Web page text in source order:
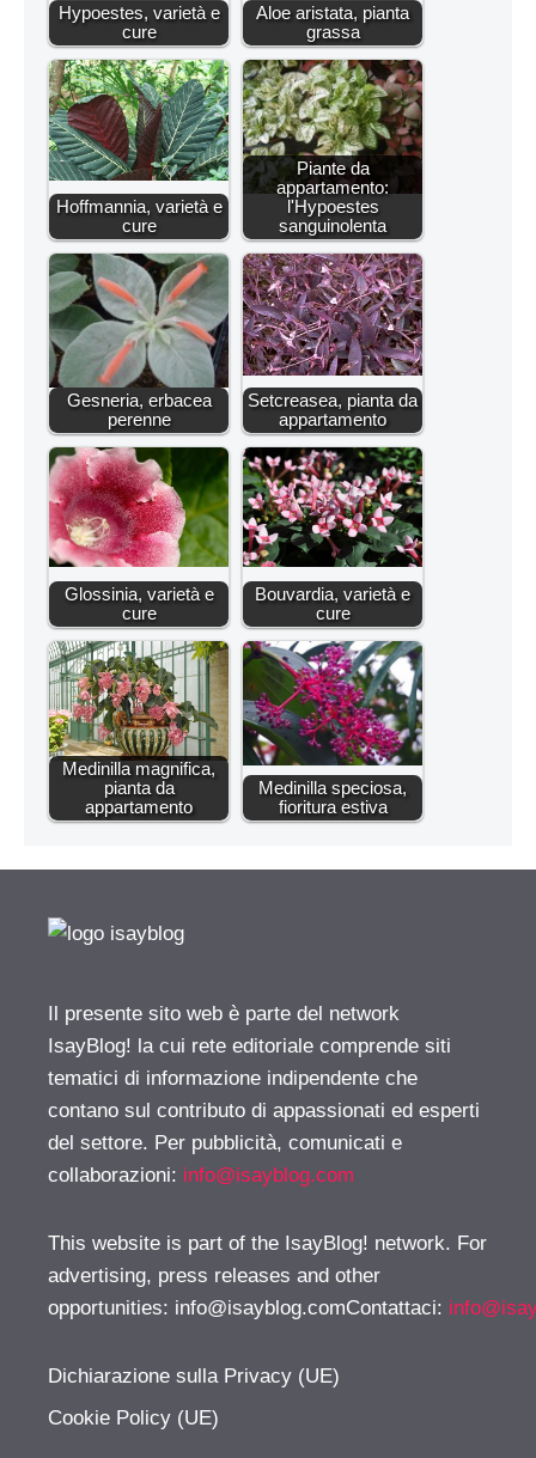
Hypoestes, varietà e
cure
Aloe aristata, pianta
grassa
Hoffmannia, varietà e
cure
Piante da
appartamento:
l'Hypoestes
sanguinolenta
Gesneria, erbacea
perenne
Setcreasea, pianta da
appartamento
Glossinia, varietà e
cure
Bouvardia, varietà e
cure
Medinilla magnifica,
pianta da
appartamento
Medinilla speciosa,
fioritura estiva
Il presente sito web è parte del network
IsayBlog! la cui rete editoriale comprende siti
tematici di informazione indipendente che
contano sul contributo di appassionati ed esperti
del settore. Per pubblicità, comunicati e
collaborazioni: info@isayblog.com
This website is part of the IsayBlog! network. For
advertising, press releases and other
opportunities: info@isayblog.comContattaci:
Dichiarazione sulla Privacy (UE)
Cookie Policy (UE)